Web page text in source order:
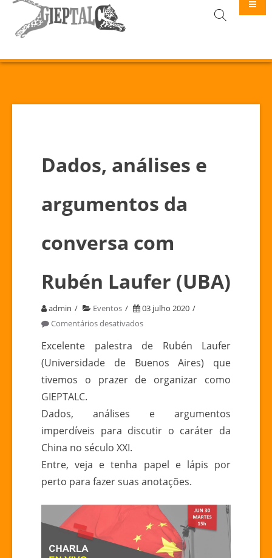
GIEPTALC
Dados, análises e
argumentos da
conversa com
Rubén Laufer (UBA)
admin Eventos
03 julho 2020
Comentários desativadosem
análises
e
argumentos
conversa
com
(UBA)
Excelente palestra de Rubén Laufer
(Universidade de Buenos Aires) que
tivemos o prazer de organizar como
GIEPTALC.
Dados, análises e argumentos
imperdíveis para discutir o caráter da
China no século XXI.
Entre, veja e tenha papel e lápis por
perto para fazer suas anotações.